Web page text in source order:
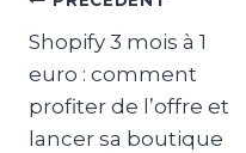
de
l’article
Shopify 3 mois à 1
euro : comment
profiter de l’offre et
lancer sa boutique